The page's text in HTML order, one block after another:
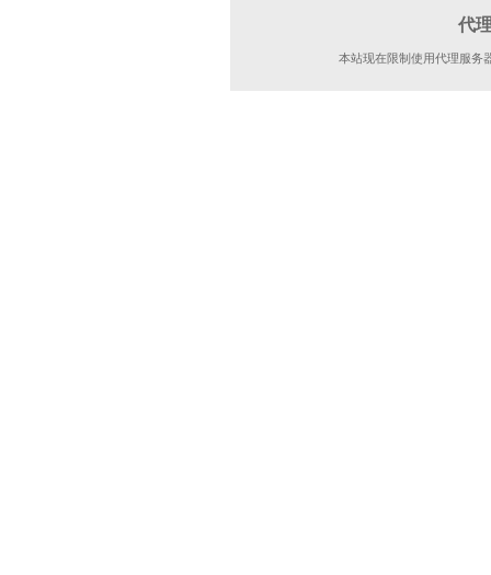
代
本站现在限制使用代理服务